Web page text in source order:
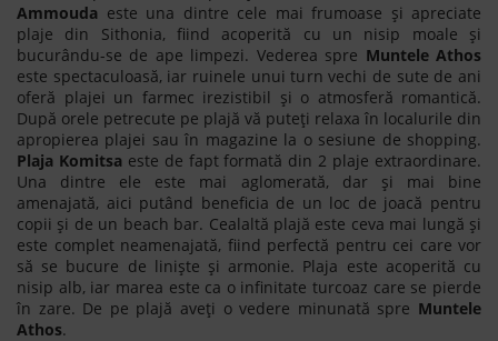
Ammouda este una dintre cele mai frumoase și apreciate
plaje din Sithonia, fiind acoperită cu un nisip moale și
bucurându-se de ape limpezi. Vederea spre Muntele Athos
este spectaculoasă, iar ruinele unui turn vechi de sute de ani
oferă plajei un farmec irezistibil și o atmosferă romantică.
După orele petrecute pe plajă vă puteți relaxa în localurile din
apropierea plajei sau în magazine la o sesiune de shopping.
Plaja Komitsaeste de fapt formată din 2 plaje extraordinare.
Una dintre ele este mai aglomerată, dar și mai bine
amenajată, aici putând beneficia de un loc de joacă pentru
copii și de un beach bar. Cealaltă plajă este ceva mai lungă și
este complet neamenajată, fiind perfectă pentru cei care vor
să se bucure de liniște și armonie. Plaja este acoperită cu
nisip alb, iar marea este ca o infinitate turcoaz care se pierde
în zare. De pe plajă aveți o vedere minunată spre Muntele
Athos.